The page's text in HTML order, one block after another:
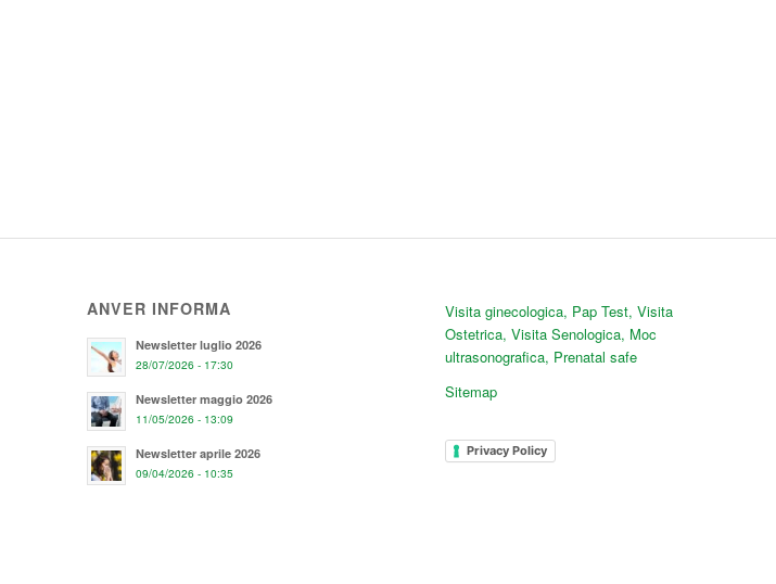
ANVER INFORMA
Newsletter luglio 2026
28/07/2026 - 17:30
Newsletter maggio 2026
11/05/2026 - 13:09
Newsletter aprile 2026
09/04/2026 - 10:35
Visita ginecologica, Pap Test, Visita
Ostetrica, Visita Senologica, Moc
ultrasonografica, Prenatal safe
Sitemap
Privacy Policy